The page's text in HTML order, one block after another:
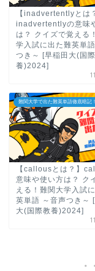
【inadvertentlyとは
inadvertentlyの意味
は？ クイズで覚える
学入試に出た難英単
つき～ [早稲田大(国
養)2024]
難関大学で出た難英単語徹底暗記！
【callousとは？】
意味や使い方は？ ク
える！難関大学入試
英単語 ～音声つき～
大(国際教養)2024]